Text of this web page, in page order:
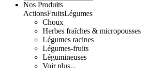
Nos Produits
ActionsFruitsLégumes
Choux
Herbes fraîches & micropousses
Légumes racines
Légumes-fruits
Légumineuses
Voir plus...